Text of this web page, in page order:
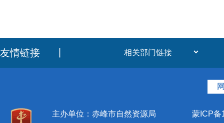
友情链接
主办单位：赤峰市自然资源局
蒙ICP备